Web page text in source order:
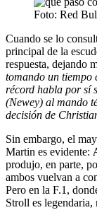
Foto: Red
Cuando se lo
principal de la
respuesta, dejando
tomando un tiempo
récord habla por sí
(Newey) al mando
decisión de
Sin embargo, el
Martin es evidente:
produjo, en parte,
ambos vuelvan a
Pero en la F.1,
Stroll es legendaria,